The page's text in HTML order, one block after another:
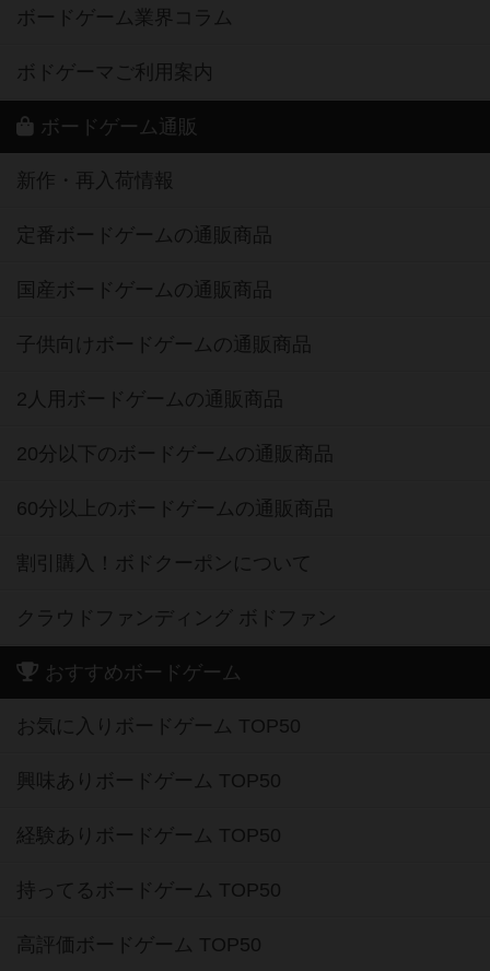
ボードゲーム業界コラム
ボドゲーマご利用案内
ボードゲーム通販
新作・再入荷情報
定番ボードゲームの通販商品
国産ボードゲームの通販商品
子供向けボードゲームの通販商品
2人用ボードゲームの通販商品
20分以下のボードゲームの通販商品
60分以上のボードゲームの通販商品
割引購入！ボドクーポンについて
クラウドファンディング ボドファン
おすすめボードゲーム
お気に入りボードゲーム TOP50
興味ありボードゲーム TOP50
経験ありボードゲーム TOP50
持ってるボードゲーム TOP50
高評価ボードゲーム TOP50